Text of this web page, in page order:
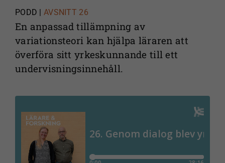
PODD | AVSNITT 26
En anpassad tillämpning av
variationsteori kan hjälpa läraren att
överföra sitt yrkeskunnande till ett
undervisningsinnehåll.